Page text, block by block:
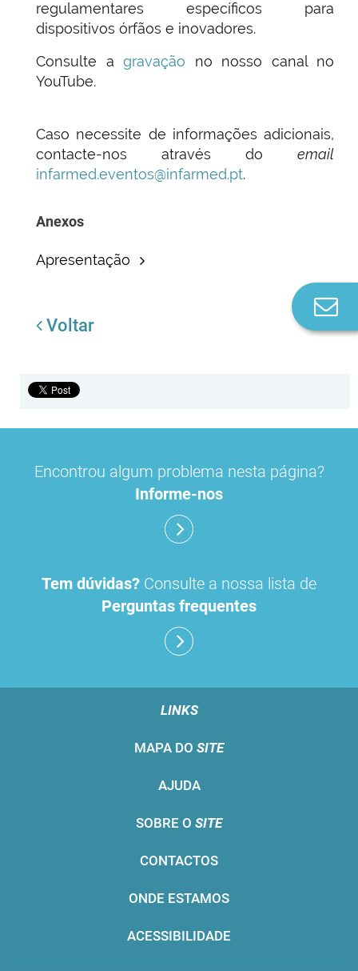
regulamentares específicos para
dispositivos órfãos e inovadores.
Consulte a gravação no nosso canal no
YouTube.
Caso necessite de informações adicionais,
contacte-nos através do email
infarmed.eventos@infarmed.pt.
Anexos
Apresentação
Voltar
Encontrou algum problema nesta página?
Informe-nos
Tem dúvidas? Consulte a nossa lista de
Perguntas frequentes
LINKS
MAPA DO SITE
AJUDA
SOBRE O SITE
CONTACTOS
ONDE ESTAMOS
ACESSIBILIDADE